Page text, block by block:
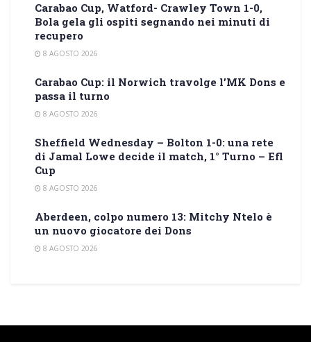
Carabao Cup, Watford- Crawley Town 1-0,
Bola gela gli ospiti segnando nei minuti di
recupero
8 AGOSTO 2026
Carabao Cup: il Norwich travolge l’MK Dons e
passa il turno
8 AGOSTO 2026
Sheffield Wednesday – Bolton 1-0: una rete
di Jamal Lowe decide il match, 1° Turno – Efl
Cup
8 AGOSTO 2026
Aberdeen, colpo numero 13: Mitchy Ntelo è
un nuovo giocatore dei Dons
8 AGOSTO 2026